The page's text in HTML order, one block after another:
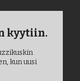
kyytiin.
kun uusi